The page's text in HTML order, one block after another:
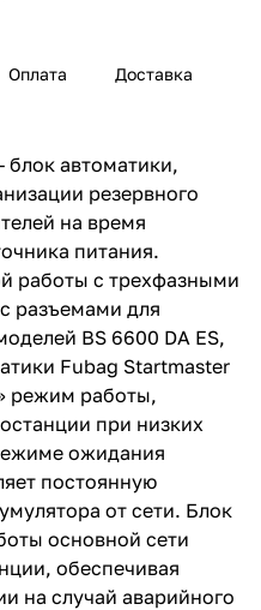
Оплата Доставка
блок автоматики,
резервного
на время
питания.
работы с трехфазными
разъемами для
BS 6600 DA ES,
Fubag Startmaster
режим работы,
при низких
ожидания
постоянную
от сети. Блок
основной сети
обеспечивая
на случай аварийного